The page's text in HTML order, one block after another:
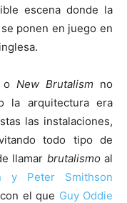
escena donde la
ponen en juego en
oNew Brutalism no
la arquitectura era
las instalaciones,
todo tipo de
llamar brutalismoal
y Peter Smithson
con el que Guy Oddie